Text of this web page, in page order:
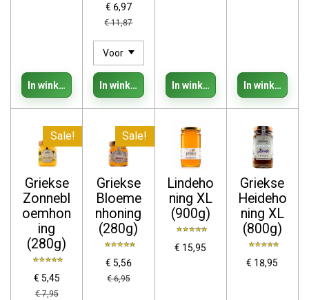
In winkelwagen
€ 6,97
€ 11,87
In winkelwagen In winkelwagen In
Sale!
Griekse
Zonnebl
oemhon
ing
(280g)
€ 5,45
€ 7,95
Sale!
Griekse
Bloeme
nhoning
(280g)
€ 5,56
€ 6,95
Lindeho
ning XL
(900g)
€ 15,95
Griekse
Heideho
ning XL
(800g)
€ 18,95